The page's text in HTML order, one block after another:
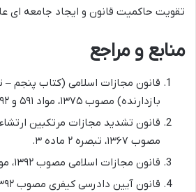
تقویت حاکمیت قانون و ایجاد جامعه ای
منابع و مراجع
قانون مجازات اسلامی (کتاب پنجم –
بازدارنده) مصوب ۱۳۷۵، مواد ۵۹۱ و ۵۹۲.
قانون تشدید مجازات مرتکبین
مصوب ۱۳۶۷، تبصره ۲ ماده ۳.
قانون مجازات اسلامی مصوب ۱۳۹۲، مواد ۲۱۴ و ۲۱۵.